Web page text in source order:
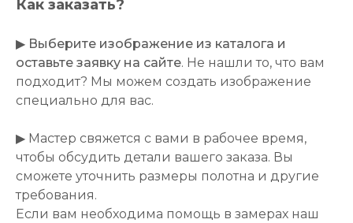
Как заказать?
▶ Выберите изображение из каталога и
оставьте заявку на сайте. Не нашли то, что вам
подходит? Мы можем создать изображение
специально для вас.
▶ Мастер свяжется с вами в рабочее время,
чтобы обсудить детали вашего заказа. Вы
сможете уточнить размеры полотна и другие
требования.
Если вам необходима помощь в замерах наш